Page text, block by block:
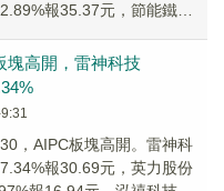
報35.37元，節能鐵漢
塊高開，雷神科技
，AIPC板塊高開。雷神科
報30.69元，英力股份